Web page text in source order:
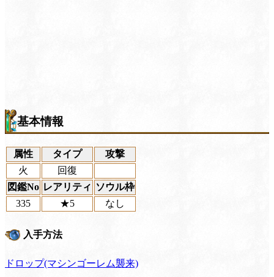
基本情報
属性 タイプ
攻撃
火
回復
図鑑No レアリティ ソウル枠
335
★5 なし
入手方法
ドロップ(マシンゴーレム襲来)